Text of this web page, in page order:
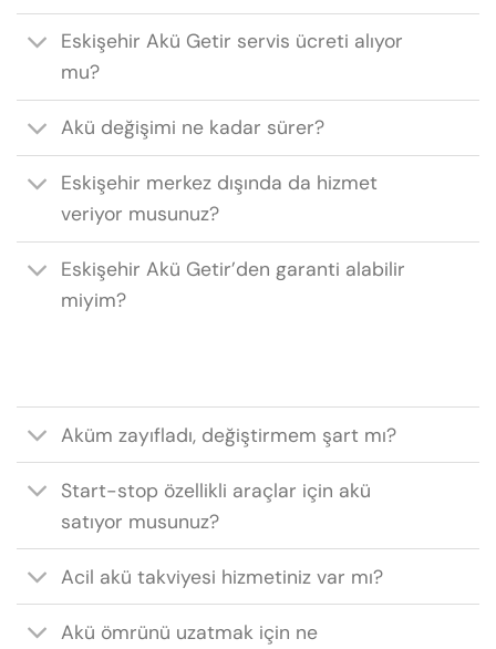
Eskişehir Akü Getir servis ücreti alıyor
mu?
Akü değişimi ne kadar sürer?
Eskişehir merkez dışında da hizmet
veriyor musunuz?
Eskişehir Akü Getir’den garanti alabilir
miyim?
Aküm zayıfladı, değiştirmem şart mı?
Start-stop özellikli araçlar için akü
satıyor musunuz?
Acil akü takviyesi hizmetiniz var mı?
Akü ömrünü uzatmak için ne